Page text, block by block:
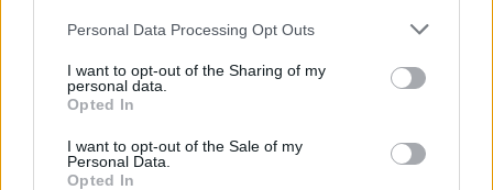
Personal Data Processing Opt Outs
I want to opt-out of the Sharing of my
personal data.
Opted In
I want to opt-out of the Sale of my
Personal Data.
Opted In
04 marca 2025, 12:28
Zara sprzedaje zwykły kamień za
129 zł. Internauci z tego szydzą, ale
sprawa ma drugie dno